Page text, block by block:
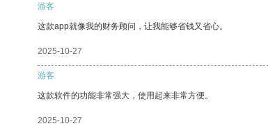
游客
这款app就像我的财务顾问，让我能够省钱又省心。
2025-10-27
游客
这款软件的功能非常强大，使用起来非常方便。
2025-10-27